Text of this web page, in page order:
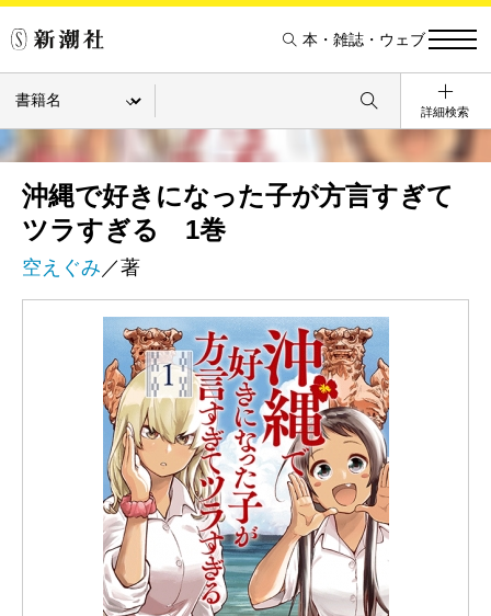
本・雑誌・ウェブ
詳細検索
沖縄で好きになった子が方言すぎて
ツラすぎる 1巻
空えぐみ ／著